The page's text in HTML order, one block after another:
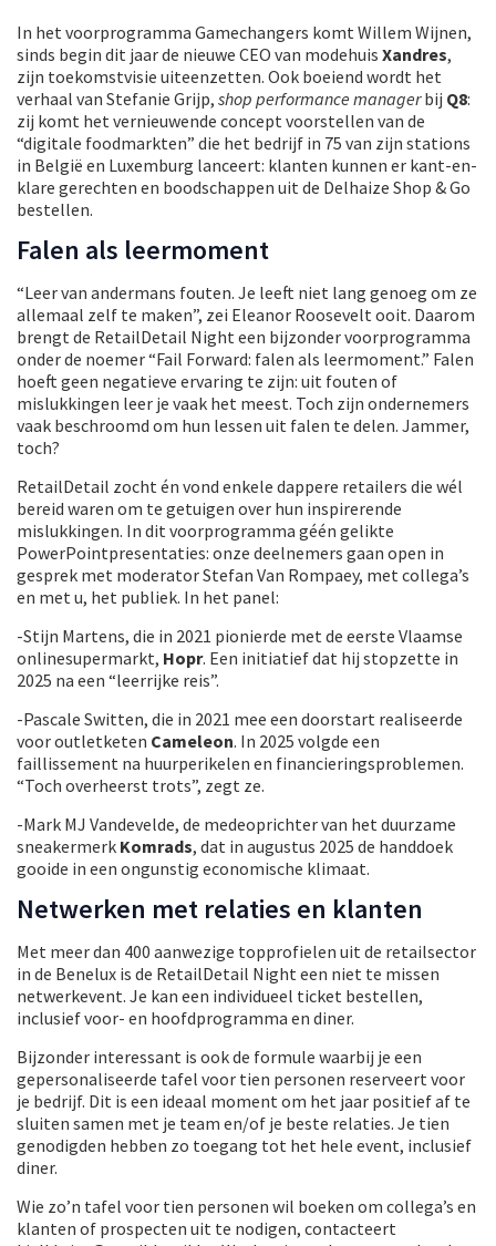
In het voorprogramma Gamechangers komt Willem Wijnen,
sinds begin dit jaar de nieuwe CEO van modehuis Xandres,
zijn toekomstvisie uiteenzetten. Ook boeiend wordt het
verhaal van Stefanie Grijp, shop performance managerbij Q8:
zij komt het vernieuwende concept voorstellen van de
“digitale foodmarkten” die het bedrijf in 75 van zijn stations
in België en Luxemburg lanceert: klanten kunnen er kant-en-
klare gerechten en boodschappen uit de Delhaize Shop & Go
bestellen.
Falen als leermoment
“Leer van andermans fouten. Je leeft niet lang genoeg om ze
allemaal zelf te maken”, zei Eleanor Roosevelt ooit. Daarom
brengt de RetailDetail Night een bijzonder voorprogramma
onder de noemer “Fail Forward: falen als leermoment.” Falen
hoeft geen negatieve ervaring te zijn: uit fouten of
mislukkingen leer je vaak het meest. Toch zijn ondernemers
vaak beschroomd om hun lessen uit falen te delen. Jammer,
toch?
RetailDetail zocht én vond enkele dappere retailers die wél
bereid waren om te getuigen over hun inspirerende
mislukkingen. In dit voorprogramma géén gelikte
PowerPointpresentaties: onze deelnemers gaan open in
gesprek met moderator Stefan Van Rompaey, met collega’s
en met u, het publiek. In het panel:
-Stijn Martens, die in 2021 pionierde met de eerste Vlaamse
onlinesupermarkt, Hopr. Een initiatief dat hij stopzette in
2025 na een “leerrijke reis”.
-Pascale Switten, die in 2021 mee een doorstart realiseerde
voor outletketen Cameleon. In 2025 volgde een
faillissement na huurperikelen en financieringsproblemen.
“Toch overheerst trots”, zegt ze.
-Mark MJ Vandevelde, de medeoprichter van het duurzame
sneakermerk Komrads, dat in augustus 2025 de handdoek
gooide in een ongunstig economische klimaat.
Netwerken met relaties en klanten
Met meer dan 400 aanwezige topprofielen uit de retailsector
in de Benelux is de RetailDetail Night een niet te missen
netwerkevent. Je kan een individueel ticket bestellen,
inclusief voor- en hoofdprogramma en diner.
Bijzonder interessant is ook de formule waarbij je een
gepersonaliseerde tafel voor tien personen reserveert voor
je bedrijf. Dit is een ideaal moment om het jaar positief af te
sluiten samen met je team en/of je beste relaties. Je tien
genodigden hebben zo toegang tot het hele event, inclusief
diner.
Wie zo’n tafel voor tien personen wil boeken om collega’s en
klanten of prospecten uit te nodigen, contacteert